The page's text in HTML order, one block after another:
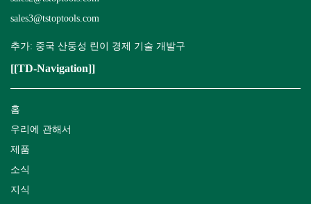
sales3@tstoptools.com
추가: 중국 산둥성 린이 경제 기술 개발구
[[TD-Navigation]]
홈
우리에 관해서
제품
소식
지식